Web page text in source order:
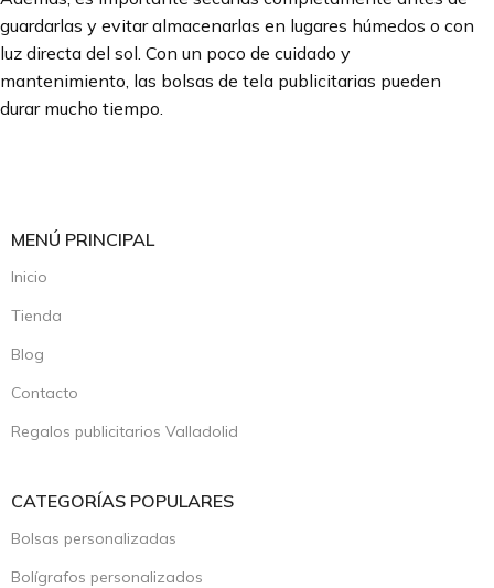
guardarlas y evitar almacenarlas en lugares húmedos o con
luz directa del sol. Con un poco de cuidado y
mantenimiento, las bolsas de tela publicitarias pueden
durar mucho tiempo.
MENÚ PRINCIPAL
Inicio
Tienda
Blog
Contacto
Regalos publicitarios Valladolid
CATEGORÍAS POPULARES
Bolsas personalizadas
Bolígrafos personalizados